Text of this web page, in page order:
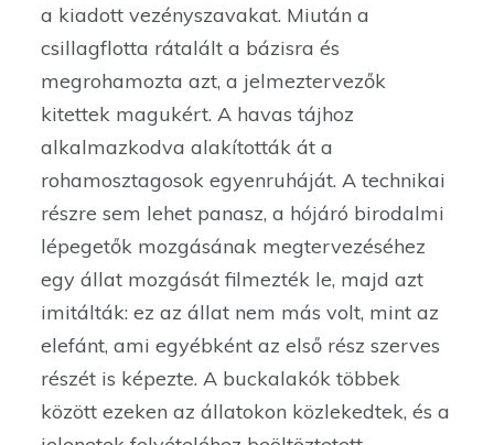
a kiadott vezényszavakat. Miután a
csillagflotta rátalált a bázisra és
megrohamozta azt, a jelmeztervezők
kitettek magukért. A havas tájhoz
alkalmazkodva alakították át a
rohamosztagosok egyenruháját. A technikai
részre sem lehet panasz, a hójáró birodalmi
lépegetők mozgásának megtervezéséhez
egy állat mozgását filmezték le, majd azt
imitálták: ez az állat nem más volt, mint az
elefánt, ami egyébként az első rész szerves
részét is képezte. A buckalakók többek
között ezeken az állatokon közlekedtek, és a